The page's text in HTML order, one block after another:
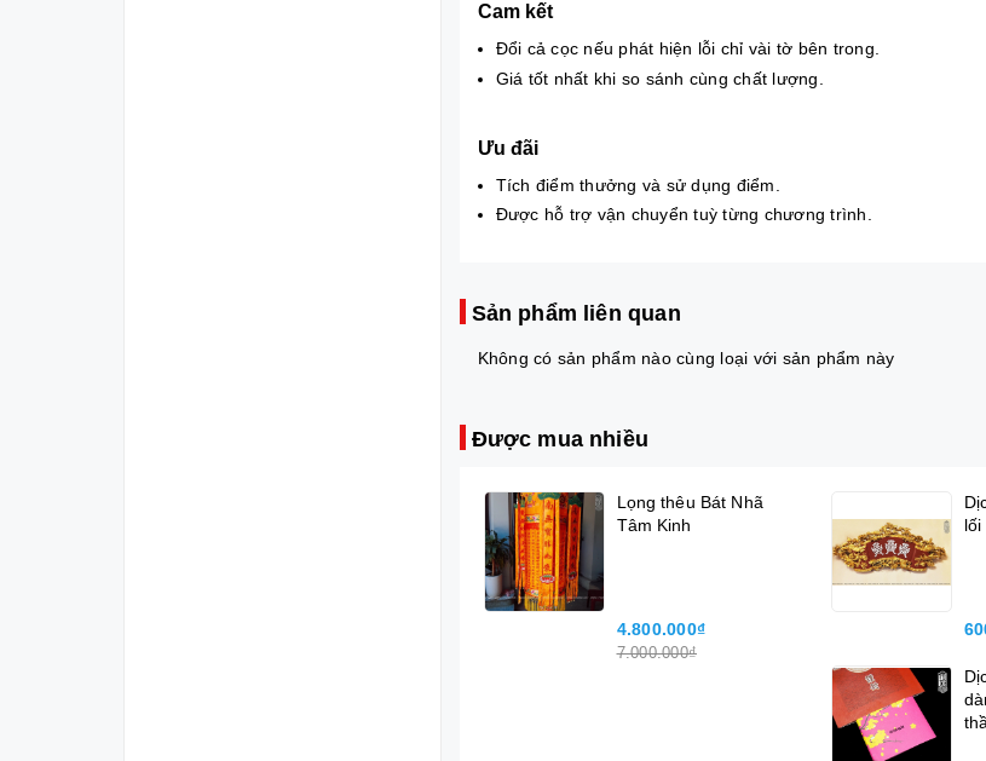
Cam kết
Đổi cả cọc nếu phát hiện lỗi chỉ vài tờ bên trong.
Giá tốt nhất khi so sánh cùng chất lượng.
Ưu đãi
Tích điểm thưởng và sử dụng điểm.
Được hỗ trợ vận chuyển tuỳ từng chương trình.
Sản phẩm liên quan
Không có sản phẩm nào cùng loại với sản phẩm này
Được mua nhiều
Lọng thêu Bát Nhã
Tâm Kinh
4.800.000₫
7.000.000₫
lối